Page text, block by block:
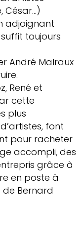
César…)
adjoignant
toujours
André Malraux
René et
cette
plus
font
pour racheter
accompli, des
grâce à
en poste à
de Bernard